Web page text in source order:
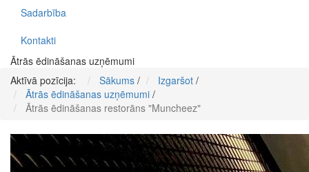
Sadarbība
Kontakti
Ātrās ēdināšanas uzņēmumi
Aktīvā pozīcija:
Sākums / Izgaršot /
Ātrās ēdināšanas uzņēmumi /
Ātrās ēdināšanas restorāns "Muncheez"